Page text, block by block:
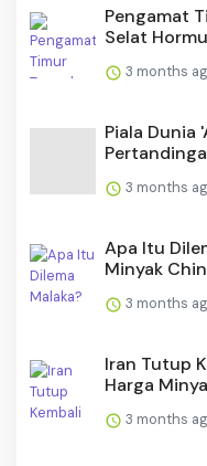
Pengamat
Selat
3 months
Piala Dunia
3 months
Apa Itu
Minyak
3 months
Iran Tutup
Harga
3 months